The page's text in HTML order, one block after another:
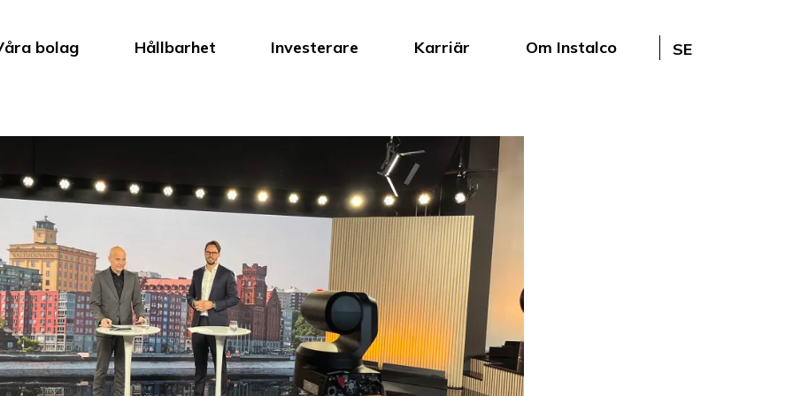
bolag Hållbarhet Investerare Karriär Om Instalco SE